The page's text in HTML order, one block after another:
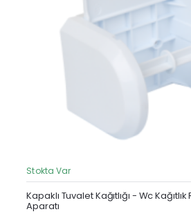
Stokta Var
Kapaklı Tuvalet Kağıtlığı - Wc Kağıtlık Rulo Takma Duvar
Aparatı